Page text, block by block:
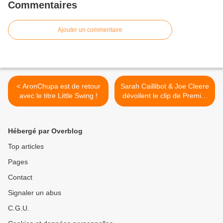
Commentaires
Ajouter un commentaire
< AronChupa est de retour
avec le titre Little Swing !
Sarah Caillibot & Joe Cleere
dévoilent le clip de Premier
Rendez-vous ! >
Hébergé par Overblog
Top articles
Pages
Contact
Signaler un abus
C.G.U.